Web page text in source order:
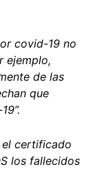
covid-19 no
ejemplo,
de las
que
el certificado
los fallecidos